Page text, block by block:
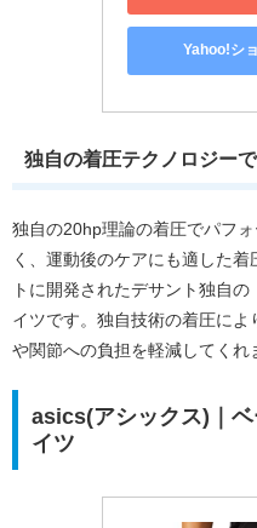
Yahoo!シ
独自の着圧テクノロジー
独自の20hp理論の着圧でパフ
く、運動後のケアにも適した
トに開発されたデサント独自
イツです。独自技術の着圧に
や関節への負担を軽減してくれ
asics(アシックス)｜
イツ